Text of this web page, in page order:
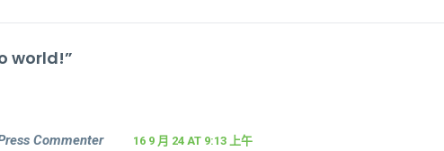
world!”
Commenter 16 9 月 24 AT 9:13 上午